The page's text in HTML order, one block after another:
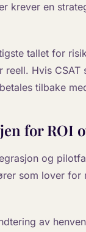
krever en
tallet for
reell. Hvis
tilbake
for ROI
og
som lover
av